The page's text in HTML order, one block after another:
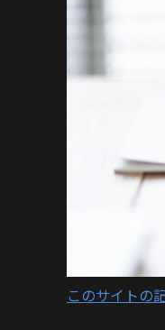
このサイトの